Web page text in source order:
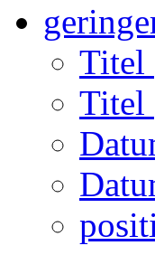
Titel
Titel